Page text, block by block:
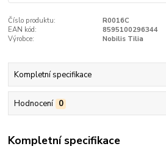
Číslo produktu:
R0016C
EAN kód:
8595100296344
Výrobce:
Nobilis Tilia
Kompletní specifikace
Hodnocení 0
Kompletní specifikace